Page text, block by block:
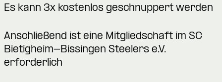
Es kann 3x kostenlos geschnuppert werden
Anschließend ist eine Mitgliedschaft im SC
Bietigheim-Bissingen Steelers e.V.
erforderlich